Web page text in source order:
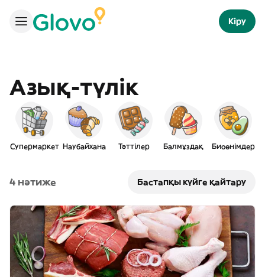
Кіру
Азық-түлік
Супермаркет Наубайхана Тәттілер Балмұздақ Биоөнімдер
4 нәтиже Бастапқы күйге қайтару